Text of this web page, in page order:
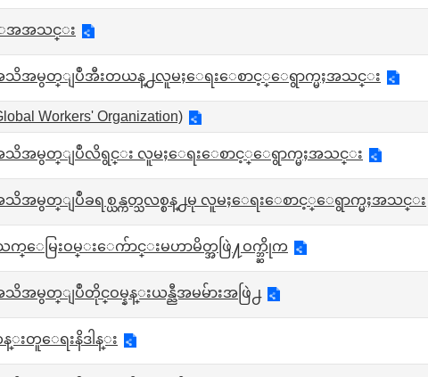
ေအအသင္း
သိအမွတ္ျပဳအီးတယန္႕လူမႈေရးေစာင့္ေရွာက္မႈအသင္း
Workers' Organization)
သိအမွတ္ျပဳလိရွင္း လူမႈေရးေစာင့္ေရွာက္မႈအသင္း
အမွတ္ျပဳခရစ္ယန္ကတ္သလစ္စန္႕မု လူမႈေရးေစာင့္ေရွာက္မႈအသင္း
က္ေမြးဝမ္းေက်ာင္းမဟာမိတ္အဖြဲ႔ဝက္ဘ္ဆိုက
အမွတ္ျပဳတိုင္ဝမ္နန္းယန္ညီအမမ်ားအဖြဲ႕
းတူေရးနိဒါန္း